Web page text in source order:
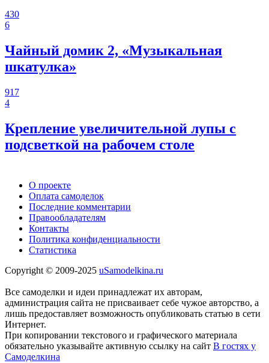
430
6
Чайный домик 2, «Музыкальная
шкатулка»
917
4
Крепление увеличительной лупы с
подсветкой на рабочем столе
О проекте
Оплата самоделок
Последние комментарии
Правообладателям
Контакты
Политика конфиденциальности
Статистика
Copyright © 2009-2025 uSamodelkina.ru
Все самоделки и идеи принадлежат их авторам,
администрация сайта не присваивает себе чужое авторство, а
лишь предоставляет возможность опубликовать статью в сети
Интернет.
При копировании текстового и графического материала
обязательно указывайте активную ссылку на сайт В гостях у
Самоделкина